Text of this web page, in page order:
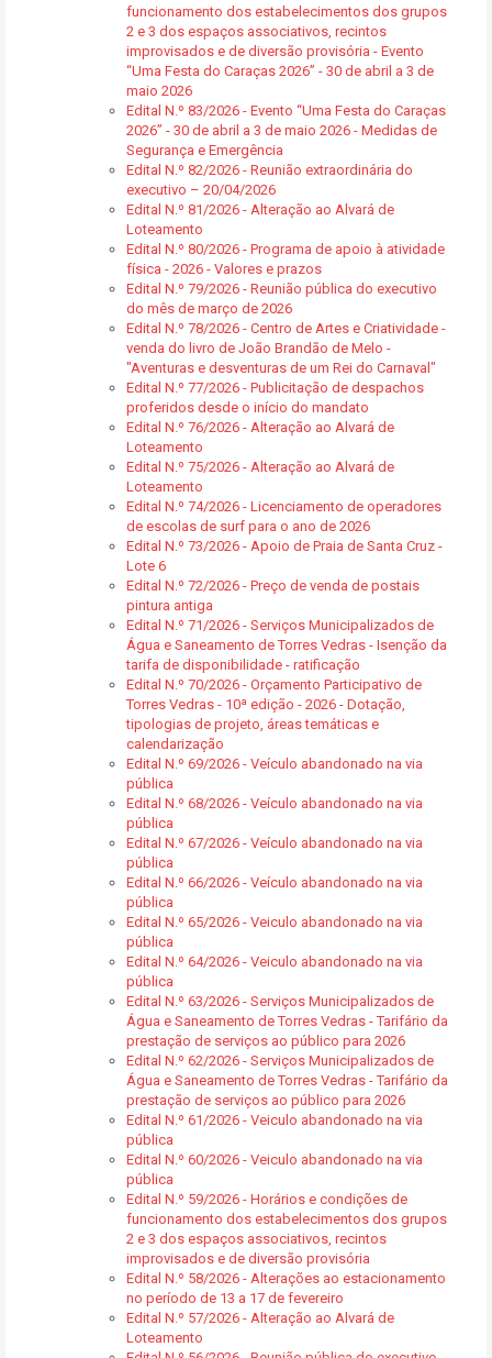
funcionamento dos estabelecimentos dos grupos
2 e 3 dos espaços associativos, recintos
improvisados e de diversão provisória - Evento
“Uma Festa do Caraças 2026” - 30 de abril a 3 de
maio 2026
Edital N.º 83/2026 - Evento “Uma Festa do Caraças
2026” - 30 de abril a 3 de maio 2026 - Medidas de
Segurança e Emergência
Edital N.º 82/2026 - Reunião extraordinária do
executivo – 20/04/2026
Edital N.º 81/2026 - Alteração ao Alvará de
Loteamento
Edital N.º 80/2026 - Programa de apoio à atividade
física - 2026 - Valores e prazos
Edital N.º 79/2026 - Reunião pública do executivo
do mês de março de 2026
Edital N.º 78/2026 - Centro de Artes e Criatividade -
venda do livro de João Brandão de Melo -
"Aventuras e desventuras de um Rei do Carnaval"
Edital N.º 77/2026 - Publicitação de despachos
proferidos desde o início do mandato
Edital N.º 76/2026 - Alteração ao Alvará de
Loteamento
Edital N.º 75/2026 - Alteração ao Alvará de
Loteamento
Edital N.º 74/2026 - Licenciamento de operadores
de escolas de surf para o ano de 2026
Edital N.º 73/2026 - Apoio de Praia de Santa Cruz -
Lote 6
Edital N.º 72/2026 - Preço de venda de postais
pintura antiga
Edital N.º 71/2026 - Serviços Municipalizados de
Água e Saneamento de Torres Vedras - Isenção da
tarifa de disponibilidade - ratificação
Edital N.º 70/2026 - Orçamento Participativo de
Torres Vedras - 10ª edição - 2026 - Dotação,
tipologias de projeto, áreas temáticas e
calendarização
Edital N.º 69/2026 - Veículo abandonado na via
pública
Edital N.º 68/2026 - Veículo abandonado na via
pública
Edital N.º 67/2026 - Veículo abandonado na via
pública
Edital N.º 66/2026 - Veículo abandonado na via
pública
Edital N.º 65/2026 - Veiculo abandonado na via
pública
Edital N.º 64/2026 - Veiculo abandonado na via
pública
Edital N.º 63/2026 - Serviços Municipalizados de
Água e Saneamento de Torres Vedras - Tarifário da
prestação de serviços ao público para 2026
Edital N.º 62/2026 - Serviços Municipalizados de
Água e Saneamento de Torres Vedras - Tarifário da
prestação de serviços ao público para 2026
Edital N.º 61/2026 - Veiculo abandonado na via
pública
Edital N.º 60/2026 - Veiculo abandonado na via
pública
Edital N.º 59/2026 - Horários e condições de
funcionamento dos estabelecimentos dos grupos
2 e 3 dos espaços associativos, recintos
improvisados e de diversão provisória
Edital N.º 58/2026 - Alterações ao estacionamento
no período de 13 a 17 de fevereiro
Edital N.º 57/2026 - Alteração ao Alvará de
Loteamento